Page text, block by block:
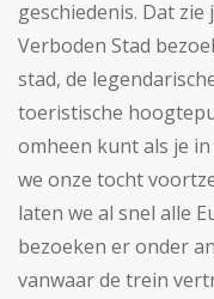
geschiedenis. Dat
Verboden Stad
stad, de
toeristische
omheen kunt als je
we onze tocht
laten we al snel alle
bezoeken er onder
vanwaar de trein